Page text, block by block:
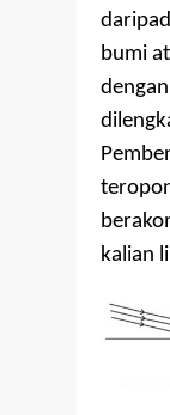
bumi
kalian